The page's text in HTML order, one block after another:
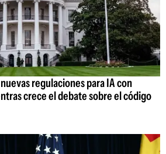
nuevas regulaciones para IA con
crece el debate sobre el código